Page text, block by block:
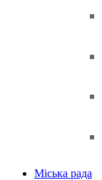
Міська рада